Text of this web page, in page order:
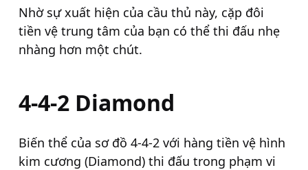
Nhờ sự xuất hiện của cầu thủ này, cặp đôi
tiền vệ trung tâm của bạn có thể thi đấu nhẹ
nhàng hơn một chút.
4-4-2 Diamond
Biến thể của sơ đồ 4-4-2 với hàng tiền vệ hình
kim cương (Diamond) thi đấu trong phạm vi